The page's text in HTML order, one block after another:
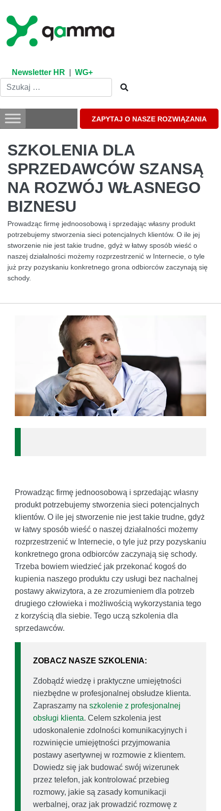
content
Newsletter HR WG+
ZAPYTAJ O NASZE ROZWIĄZANIA
SZKOLENIA DLA
SPRZEDAWCÓW SZANSĄ
NA ROZWÓJ WŁASNEGO
BIZNESU
Prowadząc firmę jednoosobową i sprzedając własny produkt
potrzebujemy stworzenia sieci potencjalnych klientów. O ile jej
stworzenie nie jest takie trudne, gdyż w łatwy sposób wieść o
naszej działalności możemy rozprzestrzenić w Internecie, o tyle
już przy pozyskaniu konkretnego grona odbiorców zaczynają się
schody.
Prowadząc firmę jednoosobową i sprzedając własny
produkt potrzebujemy stworzenia sieci potencjalnych
klientów. O ile jej stworzenie nie jest takie trudne, gdyż
w łatwy sposób wieść o naszej działalności możemy
rozprzestrzenić w Internecie, o tyle już przy pozyskaniu
konkretnego grona odbiorców zaczynają się schody.
Trzeba bowiem wiedzieć jak przekonać kogoś do
kupienia naszego produktu czy usługi bez nachalnej
postawy akwizytora, a ze zrozumieniem dla potrzeb
drugiego człowieka i możliwością wykorzystania tego
z korzyścią dla siebie. Tego uczą szkolenia dla
sprzedawców.
ZOBACZ NASZE SZKOLENIA:
Zdobądź wiedzę i praktyczne umiejętności
niezbędne w profesjonalnej obsłudze klienta.
Zapraszamy na szkolenie z profesjonalnej
obsługi klienta. Celem szkolenia jest
udoskonalenie zdolności komunikacyjnych i
rozwinięcie umiejętności przyjmowania
postawy asertywnej w rozmowie z klientem.
Dowiedz się jak budować swój wizerunek
przez telefon, jak kontrolować przebieg
rozmowy, jakie są zasady komunikacji
werbalnej, oraz jak prowadzić rozmowę z